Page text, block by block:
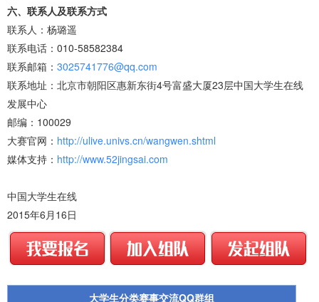
六、联系人及联系方式
联系人：杨璐遥
联系电话：010-58582384
联系邮箱： 3025741776@qq.com
联系地址：北京市朝阳区惠新东街4号富盛大厦23层中国大学生在线
发展中心
邮编：100029
大赛官网： http://ulive.univs.cn/wangwen.shtml
媒体支持： http://www.52jingsai.com
中国大学生在线
2015年6月16日
大学生分类赛事交流QQ群组